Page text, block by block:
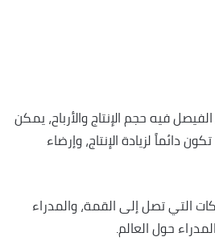
فيه حجم الإنتاج والأرباح، يمكن
دائماً لزيادة الإنتاج، وإرضاء
التي تصل إلى القمة، والمدراء
حول العالم.